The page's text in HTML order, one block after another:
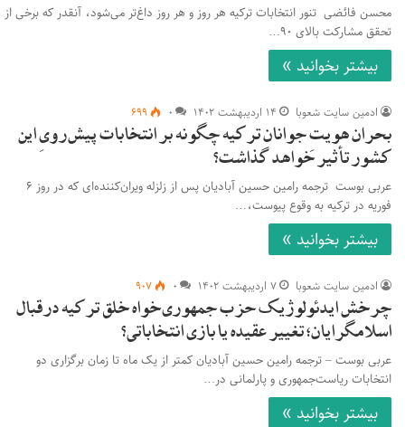
محسن فائضی تنور انتخابات ترکیه هر روز و هر روز داغ‌تر می‌شود، آنقدر که برخی از
تحقق مشارکت بالای ۹۰…
بیشتر بخوانید »
ادمین سایت شعوبا ۱۴ اردیبهشت ۱۴۰۲ ۰ ۶۹۹
بحران هویتِ جوانان ترکیه چگونه بر انتخابات پیش‌رویِ این
کشور تأثیر خواهد گذاشت؟
عربی بوست ترجمه رامین حسین آبادیان پس از زلزله ویران‌کننده‌ای که در روز ۶
فوریه در ترکیه به وقوع پیوست،…
بیشتر بخوانید »
ادمین سایت شعوبا ۷ اردیبهشت ۱۴۰۲ ۰ ۹۰۷
چرخش ایدئولوژیک حزب جمهوری‌خواه خلق ترکیه درقبال
اسلامگرایان؛ تغییر عقیده یا بازی انتخاباتی؟
عربی بوست – ترجمه رامین حسین آبادیان کمتر از یک ماه تا زمان برگزاری دو
انتخابات ریاست‌جمهوری و پارلمانی در…
بیشتر بخوانید »